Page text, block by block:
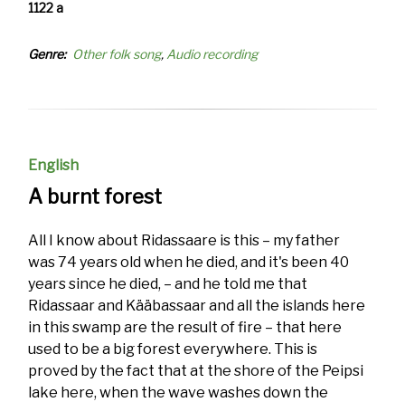
1122 a
Genre Other folk song Audio recording
English
A burnt forest
All I know about Ridassaare is this – my father
was 74 years old when he died, and it's been 40
years since he died, – and he told me that
Ridassaar and Kääbassaar and all the islands here
in this swamp are the result of fire – that here
used to be a big forest everywhere. This is
proved by the fact that at the shore of the Peipsi
lake here, when the wave washes down the